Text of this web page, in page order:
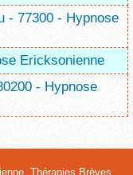
- 77300 - Hypnose
Ericksonienne
- Hypnose
Thérapies Brèves